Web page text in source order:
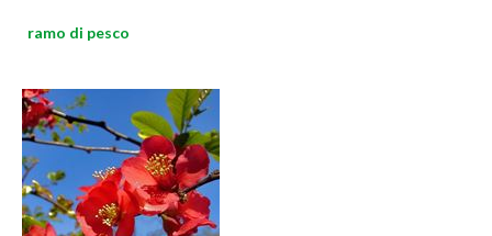
ramo di pesco